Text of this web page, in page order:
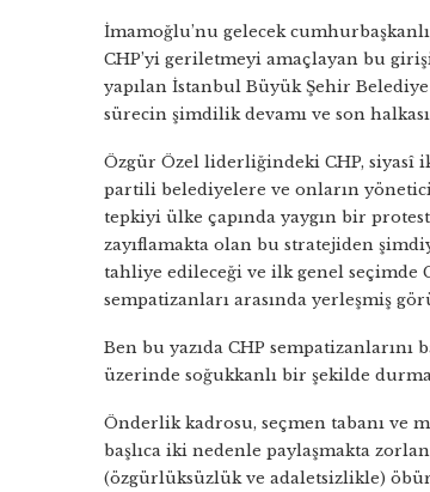
İmamoğlu’nu gelecek
CHP’yi geriletmeyi amaçlayan bu
yapılan İstanbul Büyük Şehir
sürecin şimdilik devamı ve son
Özgür Özel liderliğindeki CHP, siyasî
partili belediyelere ve onların
tepkiyi ülke çapında yaygın bir
zayıflamakta olan bu stratejiden
tahliye edileceği ve ilk genel seçimde
sempatizanları arasında yerleşmiş
Ben bu yazıda CHP
üzerinde soğukkanlı bir şekilde
Önderlik kadrosu, seçmen tabanı ve
başlıca iki nedenle paylaşmakta
(özgürlüksüzlük ve adaletsizlikle)